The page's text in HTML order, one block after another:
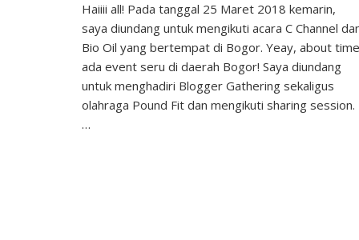
Sehat
untuk
Kulit
Sehat
Bersama
Bio-
Oil
Haiiii all! Pada tanggal 25 Maret 2018 kemarin,
saya diundang untuk mengikuti acara C Channel
Bio Oil yang bertempat di Bogor. Yeay, about time
ada event seru di daerah Bogor! Saya diundang
untuk menghadiri Blogger Gathering sekaligus
olahraga Pound Fit dan mengikuti sharing session.
…